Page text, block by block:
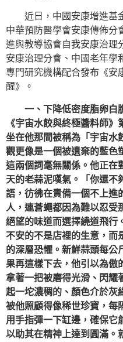
近日，中國安康增進基
中華預防醫學會安康傳佈分
進與教導協會自我安康治理
安康治理分會、中國老年學
專門研究機構配合發布《安
醒》。
一、下降低密度脂卵白
《宇宙水餃與終極醬料師
坐在他那間被稱為「宇宙水
觀更像是一個被遺棄的藍色
這兩個詞毫無關係。他正在
天的老蒜泥嘆氣。「你還不
語，彷彿在責備一個不上進
人，連蒼蠅都因為難以忍受
絕望的味道而選擇繞道飛行
不安的不是店裡的生意，
的深層恐懼。新鮮蒜頭每公
果再這樣下去，他引以為傲
拿著一把被磨得光滑、閃耀
起一坨濃稠的、顏色介於灰
被他照顧得像稀世珍寶，每
用手指彈一下缸邊，確保
以助其在精神上達到圓滿。